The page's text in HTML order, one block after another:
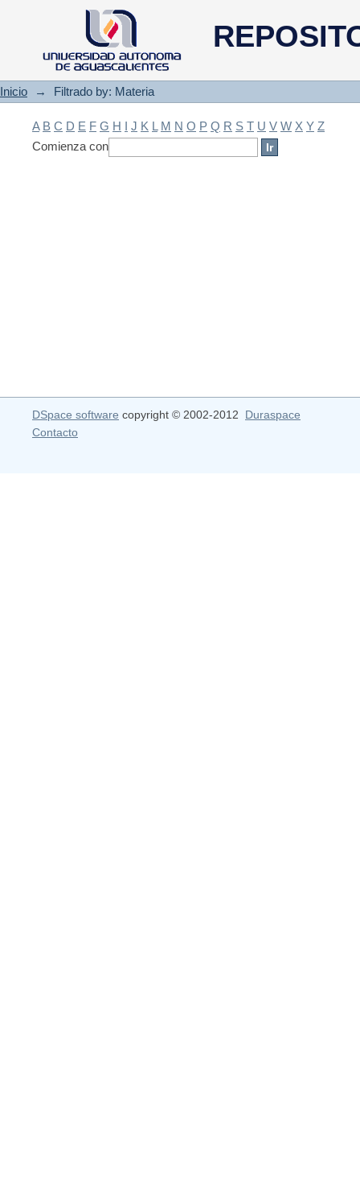
Filtrado by: Materia
Inicio → Filtrado by: Materia
A B C D E F G H I J K L M N O P Q R S T U V W X Y Z
Comienza con
DSpace software copyright © 2002-2012 Duraspace
Contacto